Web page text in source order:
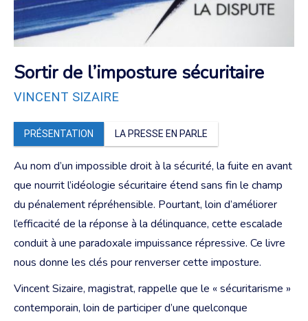
Sortir de l’imposture sécuritaire
VINCENT SIZAIRE
PRÉSENTATION LA PRESSE EN PARLE
Au nom d’un impossible droit à la sécurité, la fuite en avant
que nourrit l’idéologie sécuritaire étend sans fin le champ
du pénalement répréhensible. Pourtant, loin d’améliorer
l’efficacité de la réponse à la délinquance, cette escalade
conduit à une paradoxale impuissance répressive. Ce livre
nous donne les clés pour renverser cette imposture.
Vincent Sizaire, magistrat, rappelle que le « sécuritarisme »
contemporain, loin de participer d’une quelconque